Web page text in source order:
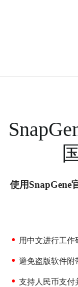
使用SnapGene
用中文进行工
避免盗版软件附
支持人民币支付